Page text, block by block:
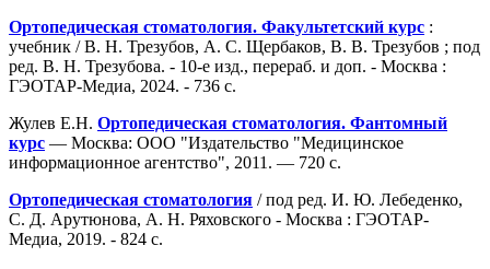
Ортопедическая стоматология. Факультетский курс :
учебник / В. Н. Трезубов, А. С. Щербаков, В. В. Трезубов ; под
ред. В. Н. Трезубова. - 10-е изд., перераб. и доп. - Москва :
ГЭОТАР-Медиа, 2024. - 736 с.
Жулев Е.Н. Ортопедическая стоматология. Фантомный
курс — Москва: ООО "Издательство "Медицинское
информационное агентство", 2011. — 720 с.
Ортопедическая стоматология / под ред. И. Ю. Лебеденко,
С. Д. Арутюнова, А. Н. Ряховского - Москва : ГЭОТАР-
Медиа, 2019. - 824 с.